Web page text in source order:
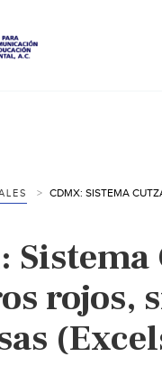
rojos,